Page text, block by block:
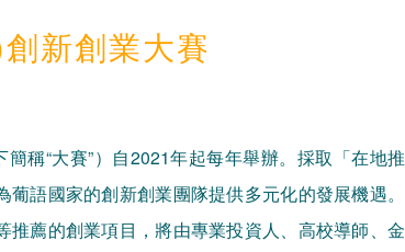
新創業大賽
稱“大賽”）自2021年起每年舉辦。採取「在地推
語國家的創新創業團隊提供多元化的發展機遇。
推薦的創業項目，將由專業投資人、高校導師、金